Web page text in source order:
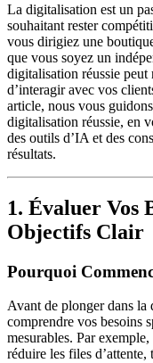
La digitalisation est un
souhaitant rester
vous dirigiez une
que vous soyez un
digitalisation réussie
d’interagir avec vos
article, nous vous
digitalisation réussie, en
des outils d’IA et des
résultats.
1. Évaluer Vos
Objectifs Clair
Pourquoi
Avant de plonger dans la
comprendre vos besoins
mesurables. Par
réduire les files d’attente,